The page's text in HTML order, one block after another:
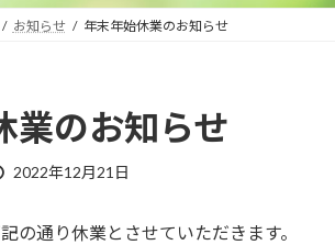
お知らせ 年末年始休業のお知らせ
業のお知らせ
最
新
2022年12月21日
の通り休業とさせていただきます。